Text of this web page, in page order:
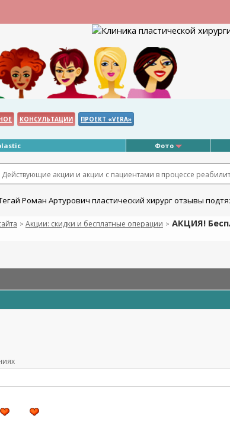
КОНСУЛЬТАЦИИ ПРОЕКТ «VERA»
Фото
Действующие акции и акции с пациентами в процессе
> Акции: скидки и бесплатные операции > АКЦИЯ!